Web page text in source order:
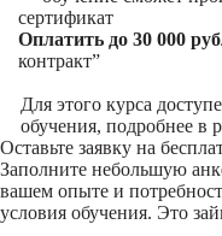
сертификат
Оплатить до 30 000
контракт”
Для этого курса
обучения, подробнее в
Оставьте заявку на
Заполните небольшую
вашем опыте и
условия обучения. Это